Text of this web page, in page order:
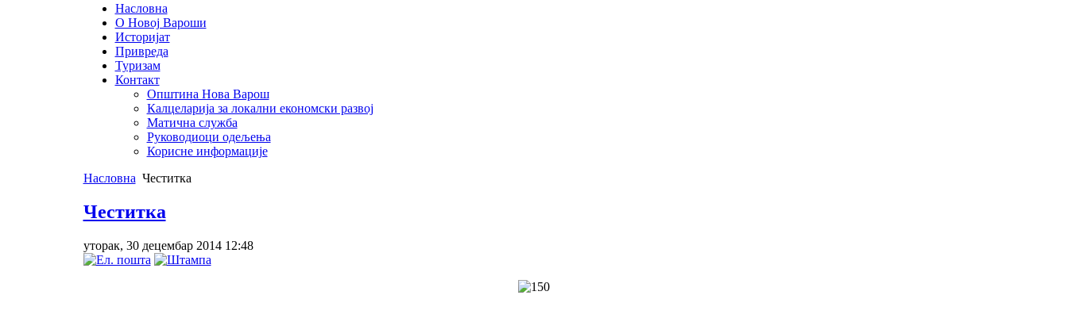
Насловна
О Новој Вароши
Историјат
Привреда
Туризам
Контакт
Општина Нова Варош
Калцеларија за локални економски развој
Матична служба
Руководиоци одељења
Корисне информације
Насловна Честитка
Честитка
уторак, 30 децембар 2014 12:48